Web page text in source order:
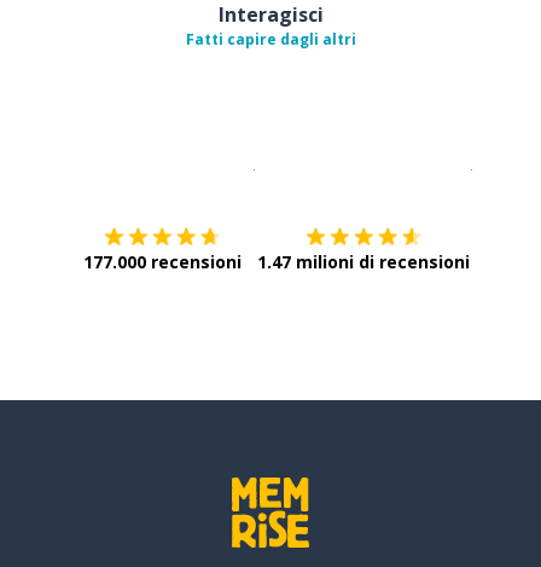
Interagisci
Fatti capire dagli altri
177.000 recensioni 1.47 milioni di recensioni